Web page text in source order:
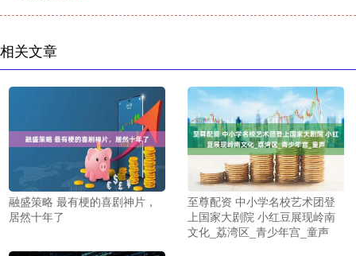
相关文章
融盛策略 最有梗的喜剧神片，
居然十年了
至尊配资 中小学名校艺术团登
上国家大剧院 小红豆展现岭南
文化_荔湾区_青少年宫_童声